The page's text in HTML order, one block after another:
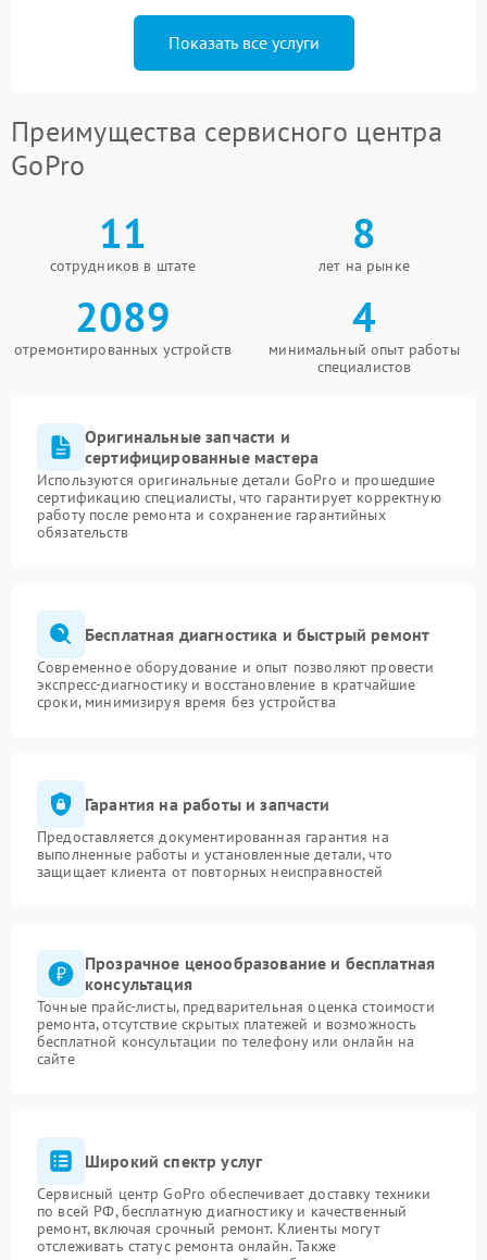
Показать все услуги
Преимущества сервисного центра
GoPro
11
сотрудников в штате
8
лет на рынке
2089
отремонтированных устройств
4
минимальный опыт работы
специалистов
Оригинальные запчасти и
сертифицированные мастера
Используются оригинальные детали GoPro и прошедшие
сертификацию специалисты, что гарантирует корректную
работу после ремонта и сохранение гарантийных
обязательств
Бесплатная диагностика и быстрый ремонт
Современное оборудование и опыт позволяют провести
экспресс-диагностику и восстановление в кратчайшие
сроки, минимизируя время без устройства
Гарантия на работы и запчасти
Предоставляется документированная гарантия на
выполненные работы и установленные детали, что
защищает клиента от повторных неисправностей
Прозрачное ценообразование и бесплатная
консультация
Точные прайс-листы, предварительная оценка стоимости
ремонта, отсутствие скрытых платежей и возможность
бесплатной консультации по телефону или онлайн на
сайте
Широкий спектр услуг
Сервисный центр GoPro обеспечивает доставку техники
по всей РФ, бесплатную диагностику и качественный
ремонт, включая срочный ремонт. Клиенты могут
отслеживать статус ремонта онлайн. Также